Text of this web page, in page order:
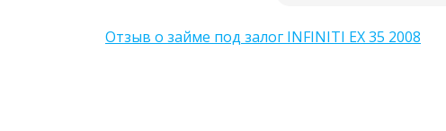
Отзыв о займе под залог INFINITI EX 35 2008